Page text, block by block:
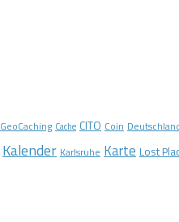
Cache CITO Coin
Kalender Karlsruhe Karte Lost